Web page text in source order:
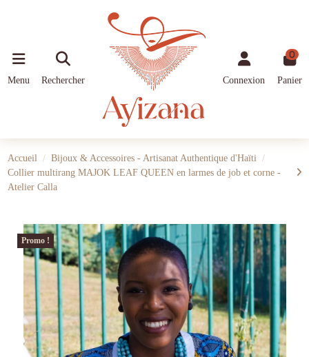
Menu Rechercher Connexion
0
Panier
Accueil
Bijoux & Accessoires - Artisanat Authentique d'Haïti
Collier multirang MAJOK LEAF QUEEN en larmes de job et corne -
Atelier Calla
Promo !